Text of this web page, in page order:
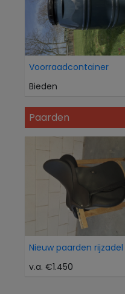
Voorraadcontainer
Bieden
Paarden
Nieuw paarden rijzadel
v.a. €1.450